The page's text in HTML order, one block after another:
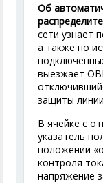
Об
сети узнает
а также по
выезжает
защиты
В ячейке с
указатель
положении
контроля
напряжение